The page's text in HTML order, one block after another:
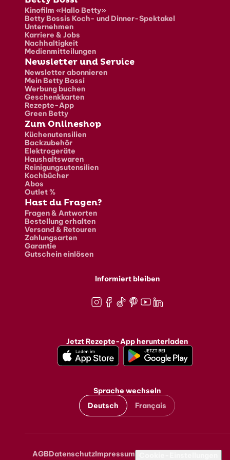
Kinofilm «Hallo Betty»
Betty Bossis Koch- und Dinner-Spektakel
Unternehmen
Karriere & Jobs
Nachhaltigkeit
Medienmitteilungen
Newsletter und Service
Newsletter abonnieren
Mein Betty Bossi
Werbung buchen
Geschenkkarten
Rezepte-App
Green Betty
Zum Onlineshop
Küchenutensilien
Backzubehör
Elektrogeräte
Haushaltswaren
Reinigungsutensilien
Kochbücher
Abos
Outlet %
Hast du Fragen?
Fragen & Antworten
Bestellung erhalten
Versand & Retouren
Zahlungsarten
Garantie
Gutschein einlösen
Informiert bleiben
Jetzt Rezepte-App herunterladen
Sprache wechseln
Deutsch
Français
Metanavigation
AGBDatenschutzImpressum